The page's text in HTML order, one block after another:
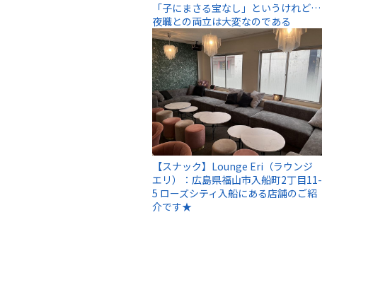
「子にまさる宝なし」というけれど…
夜職との両立は大変なのである
【スナック】Lounge Eri（ラウンジ
エリ）：広島県福山市入船町2丁目11-
5 ローズシティ入船にある店舗のご紹
介です★